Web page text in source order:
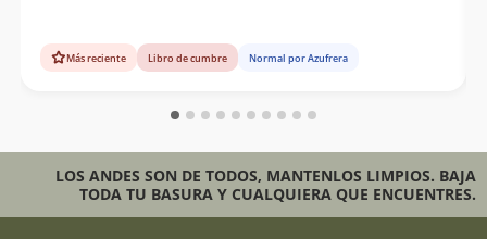
Más reciente Libro de cumbre Normal por Azufrera
LOS ANDES SON DE TODOS, MANTENLOS LIMPIOS. BAJA
TODA TU BASURA Y CUALQUIERA QUE ENCUENTRES.